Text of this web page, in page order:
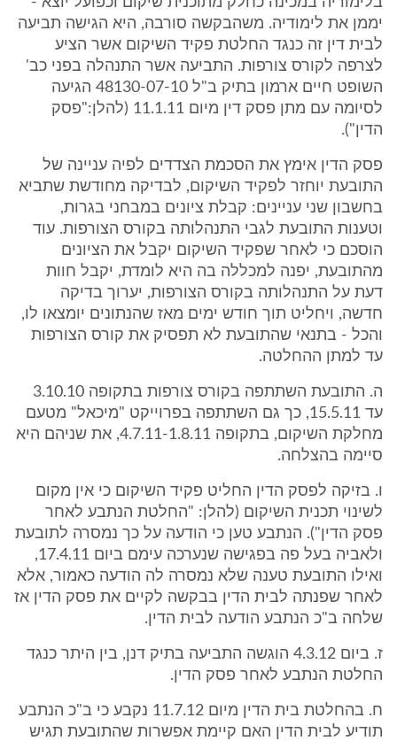
יממן את לימודיה. משהבקשה סורבה, היא הגישה תביעה
לבית דין זה כנגד החלטת פקיד השיקום אשר הציע
לצרפה לקורס צורפות. התביעה אשר התנהלה בפני כב'
השופט חיים ארמון בתיק ב"ל 48130-07-10 הגיעה
לסיומה עם מתן פסק דין מיום 11.1.11 (להלן:"פסק
הדין").
פסק הדין אימץ את הסכמת הצדדים לפיה עניינה של
התובעת יוחזר לפקיד השיקום, לבדיקה מחודשת שתביא
בחשבון שני עניינים: קבלת ציונים במבחני בגרות,
וטענות התובעת לגבי התנהלותה בקורס הצורפות. עוד
הוסכם כי לאחר שפקיד השיקום יקבל את הציונים
מהתובעת, יפנה למכללה בה היא לומדת, יקבל חוות
דעת על התנהלותה בקורס הצורפות, יערוך בדיקה
חדשה, ויחליט תוך חודש ימים מאז שהנתונים יומצאו לו,
והכל - בתנאי שהתובעת לא תפסיק את קורס הצורפות
עד למתן ההחלטה.
ה. התובעת השתתפה בקורס צורפות בתקופה 3.10.10
עד 15.5.11, כך גם השתתפה בפרוייקט "מיכאל" מטעם
מחלקת השיקום, בתקופה 4.7.11-1.8.11, את שניהם היא
סיימה בהצלחה.
ו. בזיקה לפסק הדין החליט פקיד השיקום כי אין מקום
לשינוי תכנית השיקום (להלן: "החלטת הנתבע לאחר
פסק הדין"). הנתבע טען כי הודעה על כך נמסרה לתובעת
ולאביה בעל פה בפגישה שנערכה עימם ביום 17.4.11,
ואילו התובעת טענה שלא נמסרה לה הודעה כאמור, אלא
לאחר שפנתה לבית הדין בבקשה לקיים את פסק הדין אז
שלחה ב"כ הנתבע הודעה לבית הדין.
ז. ביום 4.3.12 הוגשה התביעה בתיק דנן, בין היתר כנגד
החלטת הנתבע לאחר פסק הדין.
ח. בהחלטת בית הדין מיום 11.7.12 נקבע כי ב"כ הנתבע
תודיע לבית הדין האם קיימת אפשרות שהתובעת תגיש